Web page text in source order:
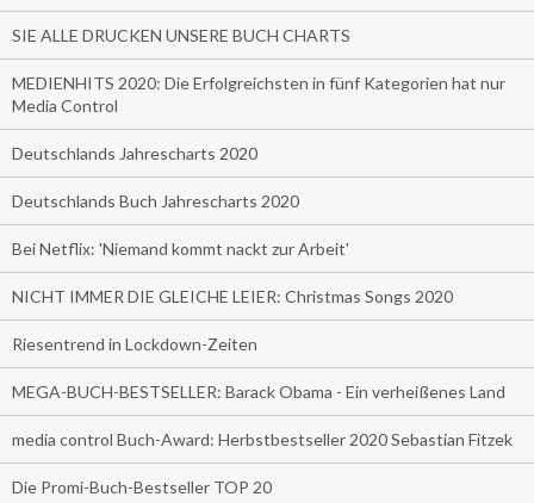
SIE ALLE DRUCKEN UNSERE BUCH CHARTS
MEDIENHITS 2020: Die Erfolgreichsten in fünf Kategorien hat nur
Media Control
Deutschlands Jahrescharts 2020
Deutschlands Buch Jahrescharts 2020
Bei Netflix: 'Niemand kommt nackt zur Arbeit'
NICHT IMMER DIE GLEICHE LEIER: Christmas Songs 2020
Riesentrend in Lockdown-Zeiten
MEGA-BUCH-BESTSELLER: Barack Obama - Ein verheißenes Land
media control Buch-Award: Herbstbestseller 2020 Sebastian Fitzek
Die Promi-Buch-Bestseller TOP 20